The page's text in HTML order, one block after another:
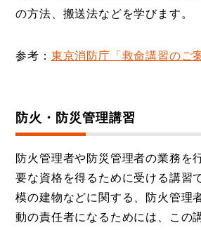
の方法、搬送法などを学びます。
参考： 東京消防庁「救命講習のご
防火・防災管理講習
防火管理者や防災管理者の業務を
要な資格を得るために受ける講習
模の建物などに関する、防火管理
動の責任者になるためには、この